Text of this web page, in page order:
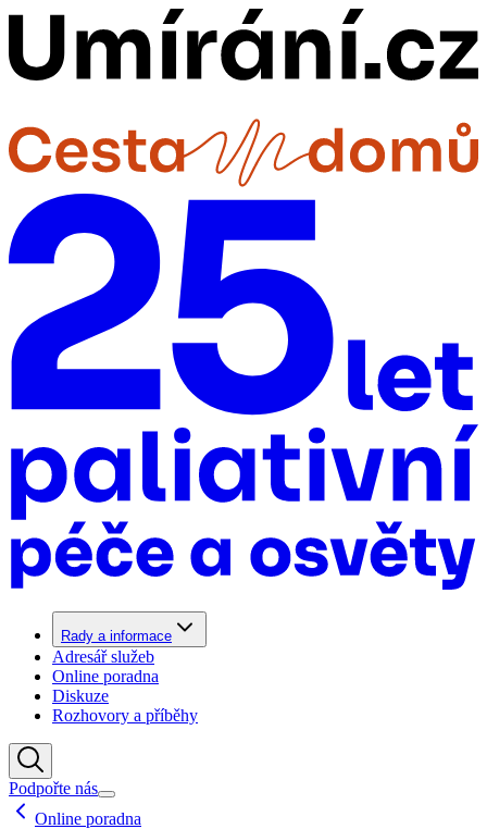
Rady a informace
Adresář služeb
Online poradna
Diskuze
Rozhovory a příběhy
Podpořte nás
Online poradna